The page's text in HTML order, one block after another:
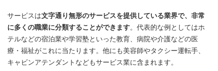
サービスは文字通り無形のサービスを提供している業界で、非常
に多くの職業に分類することができます。代表的な例としてはホ
テルなどの宿泊業や学習塾といった教育、病院や介護などの医
療・福祉がこれに当たります。他にも美容師やタクシー運転手、
キャビンアテンダントなどもサービス業に含まれます。